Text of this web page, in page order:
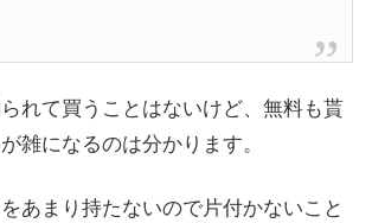
れて買うことはないけど、無料も貰
雑になるのは分かります。
あまり持たないので片付かないこと